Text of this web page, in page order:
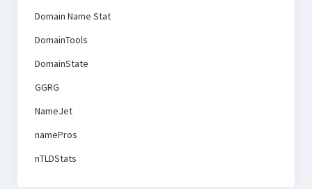
Domain Name Stat
DomainTools
DomainState
GGRG
NameJet
namePros
nTLDStats